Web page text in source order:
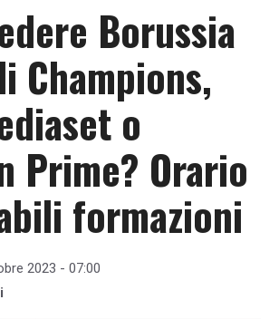
Borussia
Champions,
o
Prime? Orario
formazioni
2023 - 07:00